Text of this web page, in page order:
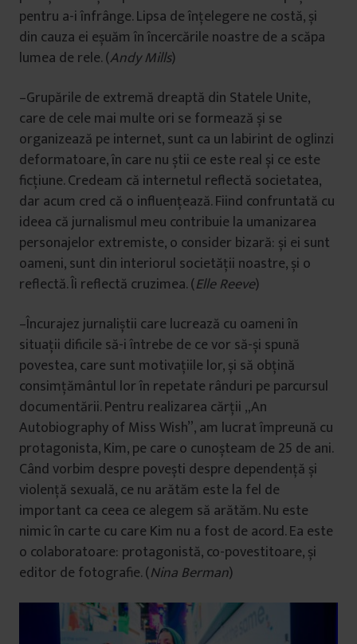
pentru a-i înfrânge. Lipsa de înțelegere ne costă, și
din cauza ei eșuăm în încercările noastre de a scăpa
lumea de rele. (Andy Mills)
–Grupările de extremă dreaptă din Statele Unite,
care de cele mai multe ori se formează și se
organizează pe internet, sunt ca un labirint de oglinzi
deformatoare, în care nu știi ce este real și ce este
ficțiune. Credeam că internetul reflectă societatea,
dar acum cred că o influențează. Fiind confruntată cu
ideea că jurnalismul meu contribuie la umanizarea
personajelor extremiste, o consider bizară: și ei sunt
oameni, sunt din interiorul societății noastre, și o
reflectă. Îi reflectă cruzimea. (Elle Reeve)
–Încurajez jurnaliștii care lucrează cu oameni în
situații dificile să-i întrebe de ce vor să-și spună
povestea, care sunt motivațiile lor, și să obțină
consimțământul lor în repetate rânduri pe parcursul
documentării. Pentru realizarea cărții „An
Autobiography of Miss Wish”, am lucrat împreună cu
protagonista, Kim, pe care o cunoșteam de 25 de ani.
Când vorbim despre povești despre dependență și
violență sexuală, ce nu arătăm este la fel de
important ca ceea ce alegem să arătăm. Nu este
nimic în carte cu care Kim nu a fost de acord. Ea este
o colaboratoare: protagonistă, co-povestitoare, și
editor de fotografie. (Nina Berman)